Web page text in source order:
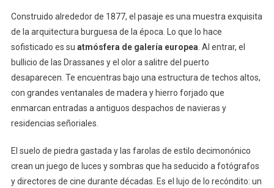
Construido alrededor de 1877, el pasaje es una muestra exquisita
de la arquitectura burguesa de la época. Lo que lo hace
sofisticado es su atmósfera de galería europea . Al entrar, el
bullicio de las Drassanes y el olor a salitre del puerto
desaparecen. Te encuentras bajo una estructura de techos altos,
con grandes ventanales de madera y hierro forjado que
enmarcan entradas a antiguos despachos de navieras y
residencias señoriales.
El suelo de piedra gastada y las farolas de estilo decimonónico
crean un juego de luces y sombras que ha seducido a fotógrafos
y directores de cine durante décadas. Es el lujo de lo recóndito: un